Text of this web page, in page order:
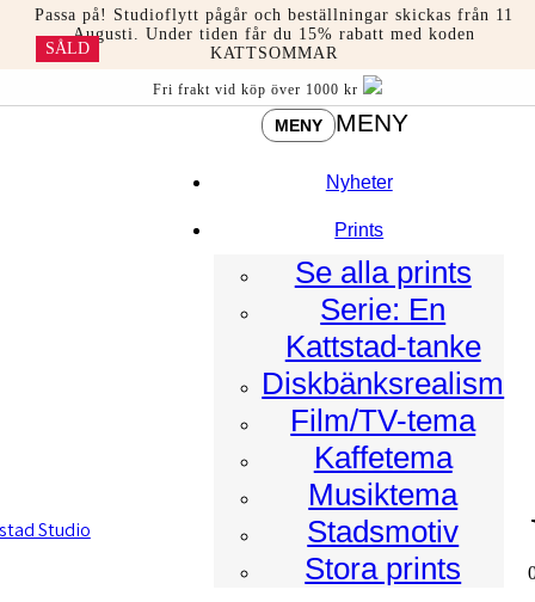
Hoppa
innehåll
Passa på! Studioflytt pågår och beställningar skickas från 11
Augusti. Under tiden får du 15% rabatt med koden
KATTSOMMAR
Fri frakt vid köp över 1000 kr
MENY MENY
Nyheter
Prints
Se alla prints
Serie: En
Kattstad-tanke
Diskbänksrealism
Film/TV-tema
Kaffetema
Musiktema
Stadsmotiv
Stora prints
SÅLD